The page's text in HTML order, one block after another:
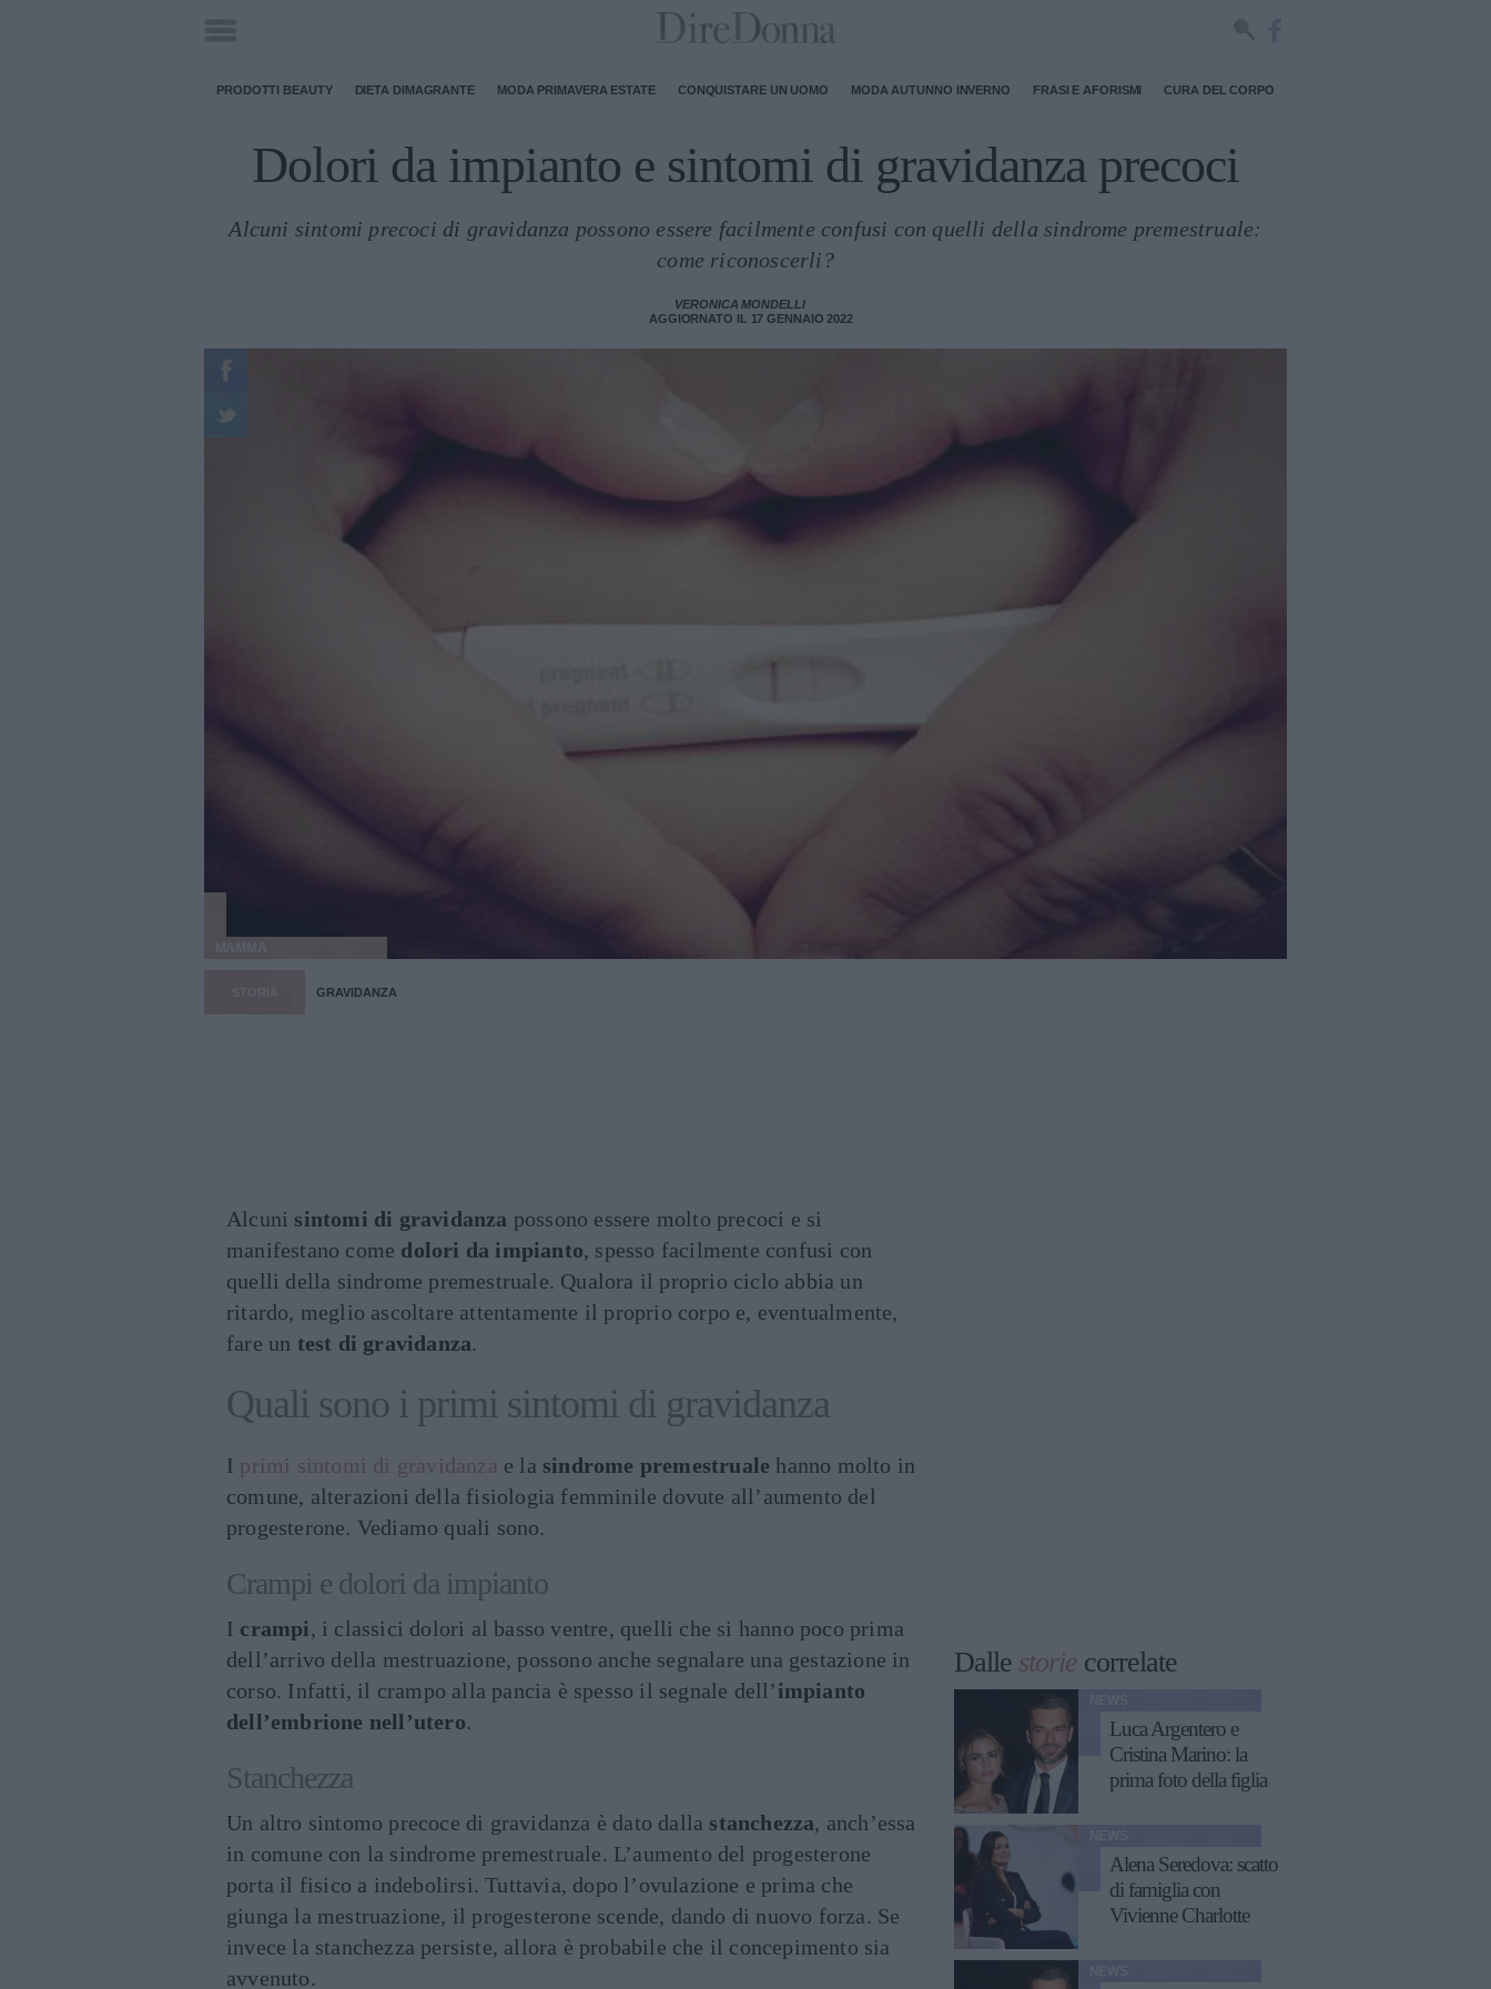
PRODOTTI BEAUTY DIETA DIMAGRANTE MODA PRIMAVERA ESTATE CONQUISTARE UN UOMO MODA AUTUNNO INVERNO FRASI E AFORISMI CURA DEL CORPO
Dolori da impianto e sintomi di gravidanza precoci
Alcuni sintomi precoci di gravidanza possono essere facilmente confusi con quelli della sindrome premestruale:
come riconoscerli?
VERONICA MONDELLI
AGGIORNATO IL 17 GENNAIO 2022
GRAVIDANZA
Alcuni sintomi di gravidanza possono essere molto precoci e si
manifestano come dolori da impianto, spesso facilmente confusi con
quelli della sindrome premestruale. Qualora il proprio ciclo abbia un
ritardo, meglio ascoltare attentamente il proprio corpo e, eventualmente,
fare un test di gravidanza.
Quali sono i primi sintomi di gravidanza
I primi sintomi di gravidanza e la sindrome premestruale hanno molto in
comune, alterazioni della fisiologia femminile dovute all’aumento del
progesterone. Vediamo quali sono.
Crampi e dolori da impianto
I crampi, i classici dolori al basso ventre, quelli che si hanno poco prima
dell’arrivo della mestruazione, possono anche segnalare una gestazione in
corso. Infatti, il crampo alla pancia è spesso il segnale dell’impianto
dell’embrione nell’utero.
Stanchezza
Un altro sintomo precoce di gravidanza è dato dalla stanchezza, anch’essa
in comune con la sindrome premestruale. L’aumento del progesterone
porta il fisico a indebolirsi. Tuttavia, dopo l’ovulazione e prima che
giunga la mestruazione, il progesterone scende, dando di nuovo forza. Se
invece la stanchezza persiste, allora è probabile che il concepimento sia
avvenuto.
Dalle storie correlate
Luca Argentero e
Cristina Marino: la
prima foto della figlia
Alena Seredova: scatto
di famiglia con
Vivienne Charlotte